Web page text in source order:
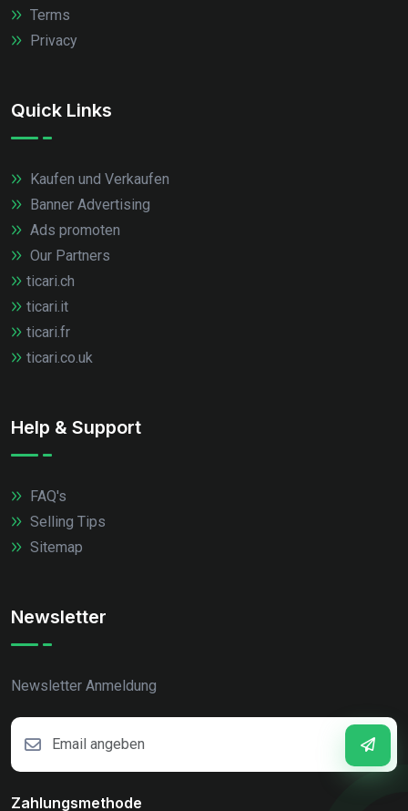
Terms
Privacy
Quick Links
Kaufen und Verkaufen
Banner Advertising
Ads promoten
Our Partners
ticari.ch
ticari.it
ticari.fr
ticari.co.uk
Help & Support
FAQ's
Selling Tips
Sitemap
Newsletter
Newsletter Anmeldung
Zahlungsmethode